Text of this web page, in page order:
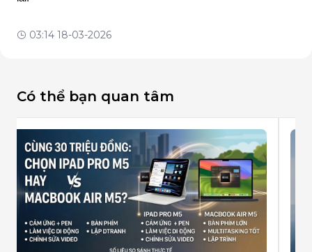
03:14 18-03-2026
Có thể bạn quan tâm